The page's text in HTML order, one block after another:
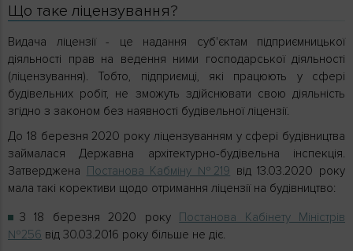
Що таке ліцензування?
Видача ліцензії - це надання суб'єктам підприємницької
діяльності прав на ведення ними господарської діяльності
(ліцензування). Тобто, підприємці, які працюють у сфері
будівельних робіт, не зможуть здійснювати свою діяльність
згідно з законом без наявності будівельної ліцензії.
До 18 березня 2020 року ліцензуванням у сфері будівництва
займалася Державна архітектурно-будівельна інспекція.
Затверджена Постанова Кабміну №219 від 13.03.2020 року
мала такі корективи щодо отримання ліцензії на будівництво:
З 18 березня 2020 року Постанова Кабінету Міністрів
№256 від 30.03.2016 року більше не діє.